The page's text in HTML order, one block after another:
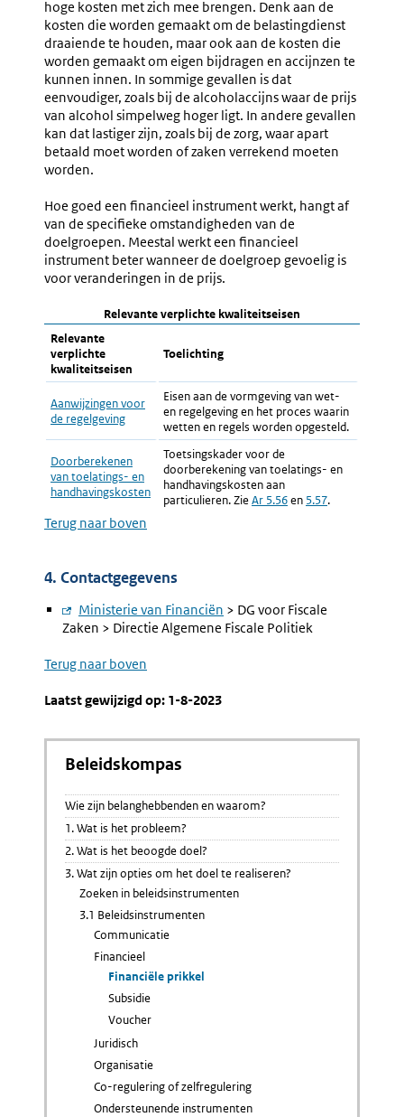
hoge kosten met zich mee brengen. Denk aan de
kosten die worden gemaakt om de belastingdienst
draaiende te houden, maar ook aan de kosten die
worden gemaakt om eigen bijdragen en accijnzen te
kunnen innen. In sommige gevallen is dat
eenvoudiger, zoals bij de alcoholaccijns waar de prijs
van alcohol simpelweg hoger ligt. In andere gevallen
kan dat lastiger zijn, zoals bij de zorg, waar apart
betaald moet worden of zaken verrekend moeten
worden.
Hoe goed een financieel instrument werkt, hangt af
van de specifieke omstandigheden van de
doelgroepen. Meestal werkt een financieel
instrument beter wanneer de doelgroep gevoelig is
voor veranderingen in de prijs.
Relevante verplichte kwaliteitseisen
Relevante
verplichte
kwaliteitseisen
Toelichting
Aanwijzingen voor
de regelgeving
Eisen aan de vormgeving van wet-
en regelgeving en het proces waarin
wetten en regels worden opgesteld.
Doorberekenen
van toelatings- en
handhavingskosten
Toetsingskader voor de
doorberekening van toelatings- en
handhavingskosten aan
particulieren. ZieExterne
Ar 5.56en Externe
5.57.
Terug naar boven
4. Contactgegevens
Externe
link:
Ministerie van Financiën > DG voor Fiscale
Zaken > Directie Algemene Fiscale Politiek
Terug naar boven
Laatst gewijzigd op: 1-8-2023
Beleidskompas
Wie zijn belanghebbenden en waarom?
1. Wat is het probleem?
2. Wat is het beoogde doel?
3. Wat zijn opties om het doel te realiseren?
Zoeken in beleidsinstrumenten
3.1 Beleidsinstrumenten
Communicatie
Financieel
Financiële prikkel
Subsidie
Voucher
Juridisch
Organisatie
Co-regulering of zelfregulering
Ondersteunende instrumenten